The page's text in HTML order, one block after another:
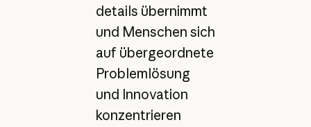
details übernimmt
und Menschen sich
auf übergeordnete
Problemlösung
und Innovation
konzentrieren